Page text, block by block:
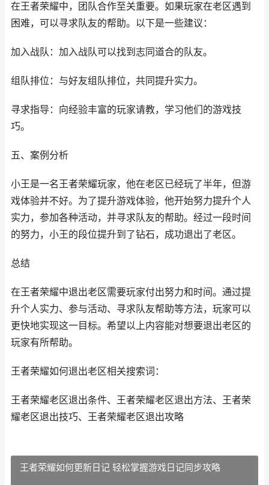
在王者荣耀中，团队合作至关重要。如果玩家在老区遇到
困难，可以寻求队友的帮助。以下是一些建议：
加入战队：加入战队可以找到志同道合的队友。
组队排位：与好友组队排位，共同提升实力。
寻求指导：向经验丰富的玩家请教，学习他们的游戏技
巧。
五、案例分析
小王是一名王者荣耀玩家，他在老区已经玩了半年，但游
戏体验并不好。为了提升游戏体验，他开始努力提升个人
实力，参加各种活动，并寻求队友的帮助。经过一段时间
的努力，小王的段位提升到了钻石，成功退出了老区。
总结
在王者荣耀中退出老区需要玩家付出努力和时间。通过提
升个人实力、参与活动、寻求队友帮助等方法，玩家可以
更快地实现这一目标。希望以上内容能对想要退出老区的
玩家有所帮助。
王者荣耀如何退出老区相关搜索词：
王者荣耀老区退出条件、王者荣耀老区退出方法、王者荣
耀老区退出技巧、王者荣耀老区退出攻略
王者荣耀如何更新日记 轻松掌握游戏日记同步攻略